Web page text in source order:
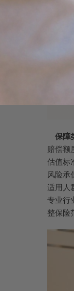
保障
赔偿额
估值标
风险承
适用人
专业行
整保险